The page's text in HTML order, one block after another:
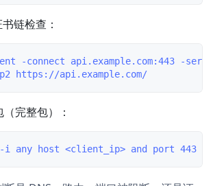
链检查：
-connect api.example.com:443 -
完整包）：